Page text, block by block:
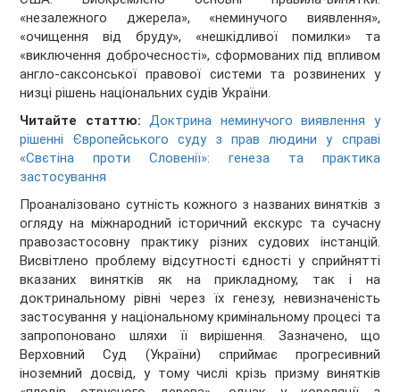
«незалежного джерела», «неминучого виявлення»,
«очищення від бруду», «нешкідливої помилки» та
«виключення доброчесності», сформованих під впливом
англо-саксонської правової системи та розвинених у
низці рішень національних судів України.
Читайте статтю: Доктрина неминучого виявлення у
рішенні Європейського суду з прав людини у справі
«Свєтіна проти Словенії»: генеза та практика
застосування
Проаналізовано сутність кожного з названих винятків з
огляду на міжнародний історичний екскурс та сучасну
правозастосовну практику різних судових інстанцій.
Висвітлено проблему відсутності єдності у сприйнятті
вказаних винятків як на прикладному, так і на
доктринальному рівні через їх генезу, невизначеність
застосування у національному кримінальному процесі та
запропоновано шляхи її вирішення. Зазначено, що
Верховний Суд (України) сприймає прогресивний
іноземний досвід, у тому числі крізь призму винятків